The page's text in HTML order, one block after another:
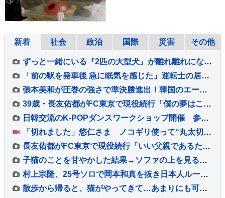
新着 社会 政治 国際 災害 その他
ずっと一緒にいる『2匹の大型犬』が離れ離れになった結果→『再会を喜ぶかな』と思ったら…想像と違う光景が19万再生「入れ替わりｗ」「笑った」
「前の駅を発車後 急に眠気を感じた」運転士の居眠りでオーバーラン 運転士は3年前にも同じ場所で居眠りしオーバーラン JR横浜線
張本美和が圧巻の強さで準決勝進出！韓国のエース・シン・ユビンに付け入るスキを与えず快勝【WTTチャンピオンズ横浜】
39歳・長友佑都がFC東京で現役続行「僕の夢はこのユニホームを着て優勝してシャーレを掲げること」サポーターから大歓声浴びる
日韓交流のK-POPダンスワークショップ開催 参加者が迫力のダンス披露 韓国ダンスグループ「HOOK」のスペシャルパフォーマンスも
「切れました」悠仁さま ノコギリ使って“丸太切り”に挑戦 ボーイスカウトのキャンプ大会 博物館も鑑賞 広島 1泊2日の日程終えきょう（8日）帰京
長友佑都がFC東京で現役続行「いい父親であるために」妻・愛梨さん「子どもたちに背中で、ピッチで見せてほしい」家族の後押しで決断
子猫のことを甘やかした結果→ソファの上を見ると…あまりにも尊い光景に２万いいね「ますます可愛くなっちゃうんだ」「たまらないぜ」
村上宗隆、25号ソロで岡本和真を抜き日本人ルーキー最多本塁打を更新 6戦ぶり豪快弾もWソックスは4連敗
散歩から帰ると、猫がやってきて…あまりにも可愛い『熱烈なお出迎え』が13万再生「おかえりって聞こえるｗ」「最高に癒やされた」